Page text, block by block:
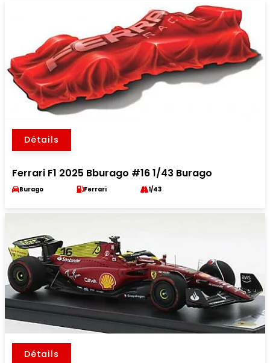
Détails
Ferrari F1 2025 Bburago #16 1/43 Burago
Burago Ferrari 1/43
Détails